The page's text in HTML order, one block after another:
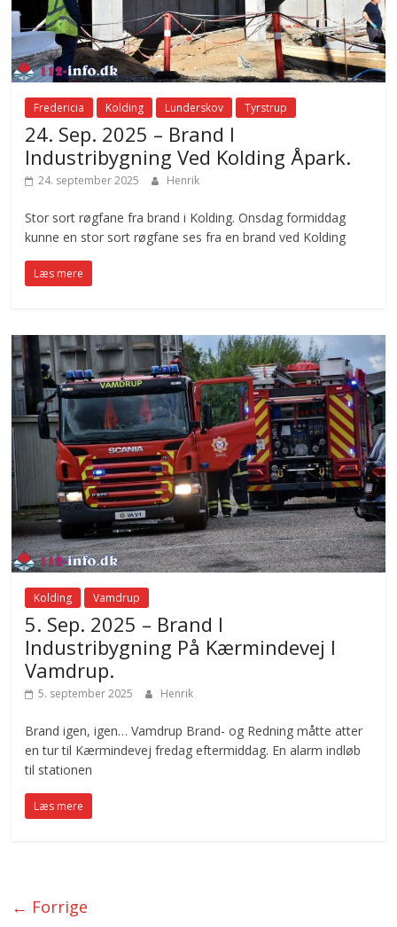
Fredericia Kolding Lunderskov Tyrstrup
24. Sep. 2025 – Brand I
Industribygning Ved Kolding Åpark.
24. september 2025 Henrik
Stor sort røgfane fra brand i Kolding. Onsdag formiddag
kunne en stor sort røgfane ses fra en brand ved Kolding
Læs mere
Kolding Vamdrup
5. Sep. 2025 – Brand I
Industribygning På Kærmindevej I
Vamdrup.
5. september 2025 Henrik
Brand igen, igen… Vamdrup Brand- og Redning måtte atter
en tur til Kærmindevej fredag eftermiddag. En alarm indløb
til stationen
Læs mere
← Forrige